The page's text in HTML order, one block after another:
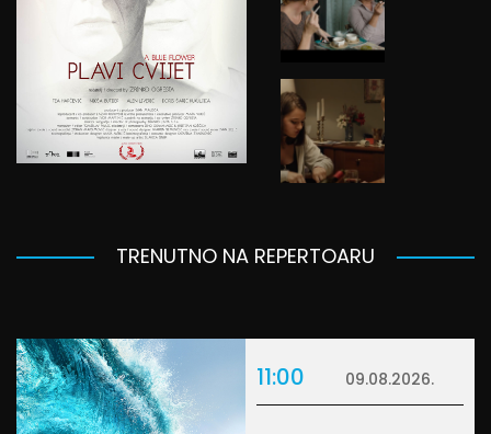
TRENUTNO NA REPERTOARU
11:00 09.08.2026.